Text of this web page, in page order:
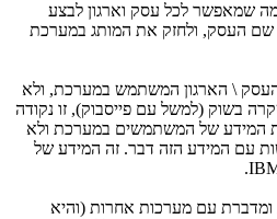
שמאפשר לכל עסק וארגון לבצע
העסק, ולחזק את המותג במערכת
\ הארגון המשתמש במערכת, ולא
בשוק (למשל עם פייסבוק), זו נקודה
המידע של המשתמשים במערכת ולא
עם המידע הזה דבר. זה המידע של
.
עם מערכות אחרות (והיא